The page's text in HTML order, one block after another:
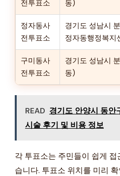
전투표소 동)
정자동사
전투표소
경기도 성남시
정자동행정복지
구미동사
전투표소
경기도 성남시
동)
READ 경기도 안양시 동안
시술 후기 및 비용 정보
각 투표소는 주민들이 쉽게
습니다. 투표소 위치를 미리